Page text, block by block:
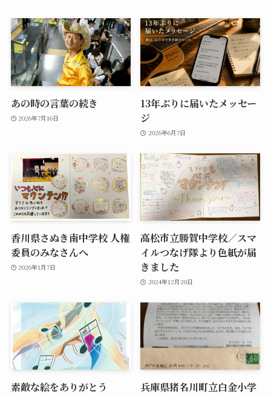
あの時の言葉の続き
2026年7月16日
13年ぶりに届いたメッセー
ジ
2026年6月7日
香川県さぬき南中学校 人権
委員のみなさんへ
2026年1月7日
高松市立勝賀中学校／スマ
イルつなげ隊より色紙が届
きました
2024年12月20日
素敵な絵をありがとう
兵庫県猪名川町立白金小学